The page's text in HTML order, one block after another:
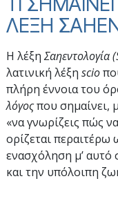
ΛΕΞΗ
Η λέξηΣαηεντολογία
λατινική λέξη scio
πλήρη έννοια του
λόγοςπου σημαίνει,
«να γνωρίζεις πώς
ορίζεται περαιτέρω
ενασχόληση μ’ αυτό
και την υπόλοιπη